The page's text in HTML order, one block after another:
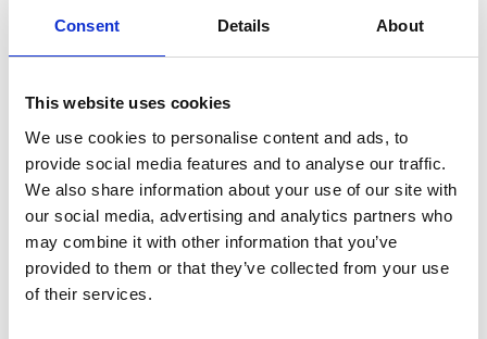
Consent Details About
This website uses cookies
We use cookies to personalise content and ads, to
provide social media features and to analyse our traffic.
We also share information about your use of our site with
our social media, advertising and analytics partners who
may combine it with other information that you’ve
provided to them or that they’ve collected from your use
of their services.
Nära till aktiviteter, kultur och nöjen
praktfulla trandansen på åkrarna kring sjön.
Sommartid kan gästerna njuta av Sydbillingens vackra
natur där flera vandringsleder, bland annat
Billingeleden, sträcker sig genom det kuperade
landskapet. Floran innehåller många rariteter och
fågellivet är rikt. I omgivningen finns dessutom goda
möjligheter till både bad och fiske. Till Varnhems
Klosterkyrka med Kata Gård är det endast 5 km och